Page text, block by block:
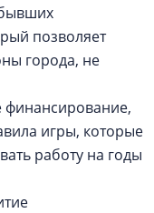
позволяет
города, не
финансирование,
игры, которые
работу на годы